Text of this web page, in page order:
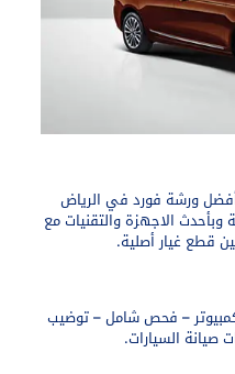
أفضل ورشة فورد في الرياض
الاجهزة والتقنيات مع
قطع غيار أصلية.
– فحص شامل – توضيب
السيارات.